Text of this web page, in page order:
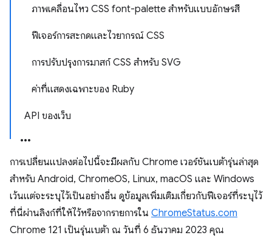
ภาพเคลื่อนไหว CSS font-palette สำหรับแบบอักษรสี
ฟีเจอร์การสะกดและไวยากรณ์ CSS
การปรับปรุงการมาสก์ CSS สำหรับ SVG
ค่าที่แสดงเฉพาะของ Ruby
API ของเว็บ
การเปลี่ยนแปลงต่อไปนี้จะมีผลกับ Chrome เวอร์ชันเบต้ารุ่นล่าสุด
สำหรับ Android, ChromeOS, Linux, macOS และ Windows
เว้นแต่จะระบุไว้เป็นอย่างอื่น ดูข้อมูลเพิ่มเติมเกี่ยวกับฟีเจอร์ที่ระบุไว้
ที่นี่ผ่านลิงก์ที่ให้ไว้หรือจากรายการใน ChromeStatus.com
Chrome 121 เป็นรุ่นเบต้า ณ วันที่ 6 ธันวาคม 2023 คุณ